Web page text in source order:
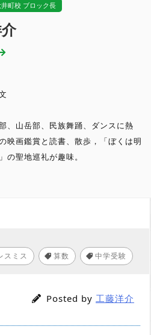
町校 ブロック長
、山岳部、民族舞踊、ダンスに熱
映画鑑賞と読書、散歩，「ぼくは明
の聖地巡礼が趣味。
スミス 算数 中学受験
Posted by 工藤洋介